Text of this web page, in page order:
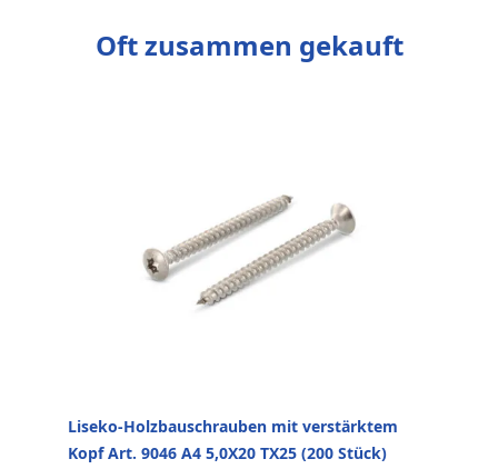
Oft zusammen gekauft
Liseko-Holzbauschrauben mit verstärktem
Kopf Art. 9046 A4 5,0X20 TX25 (200 Stück)